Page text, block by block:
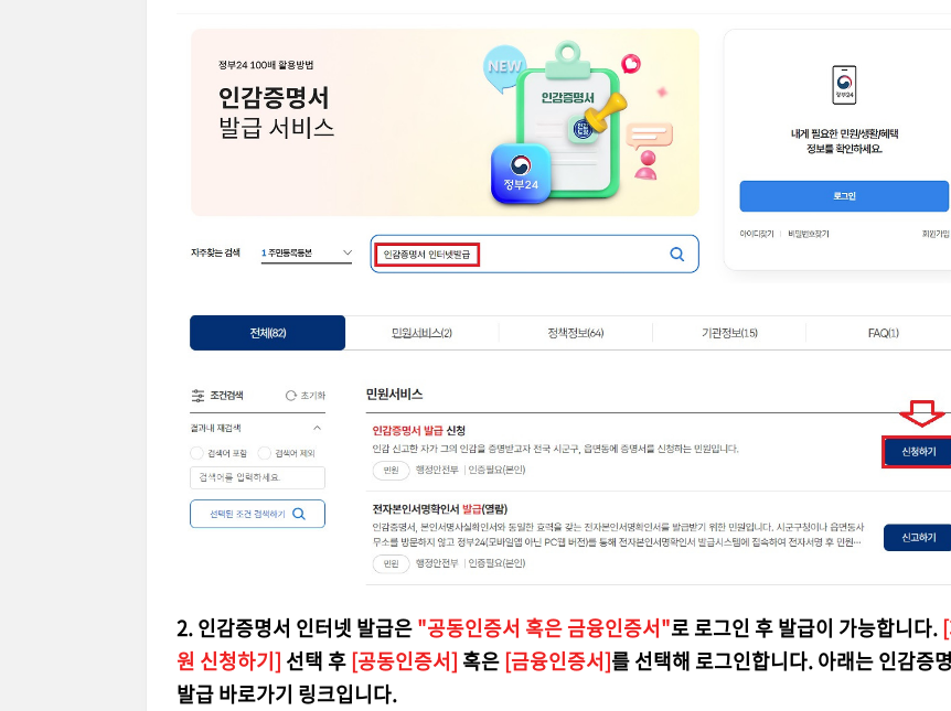
2. 인감증명서 인터넷 발급은"공동인증서 혹은 금융인증서"로 로그인 후 발급이 가능합니다.
원 신청하기] 선택 후[공동인증서] 혹은[금융인증서]를 선택해 로그인합니다. 아래는 인감증
발급 바로가기 링크입니다.